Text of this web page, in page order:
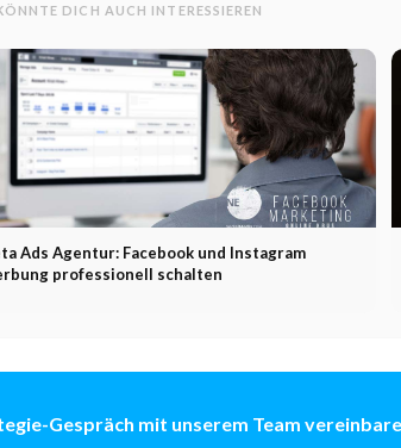
DICH AUCH INTERESSIEREN
Ads Agentur: Facebook und Instagram
professionell schalten
Gespräch mit unserem Team